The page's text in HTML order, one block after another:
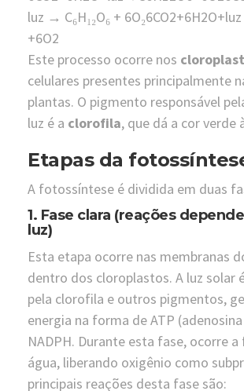
luz → C₆H₁₂O₆ + 6O₂6CO2+6H2O+luz
+6O2
Este processo ocorre nos
celulares presentes principalmente
plantas. O pigmento responsável
luz é a clorofila, que dá a cor verde
Etapas da
A fotossíntese é dividida em duas
1. Fase clara (reações
luz)
Esta etapa ocorre nas membranas
dentro dos cloroplastos. A luz solar
pela clorofila e outros pigmentos,
energia na forma de ATP
NADPH. Durante esta fase, ocorre
água, liberando oxigênio como
principais reações desta fase são: